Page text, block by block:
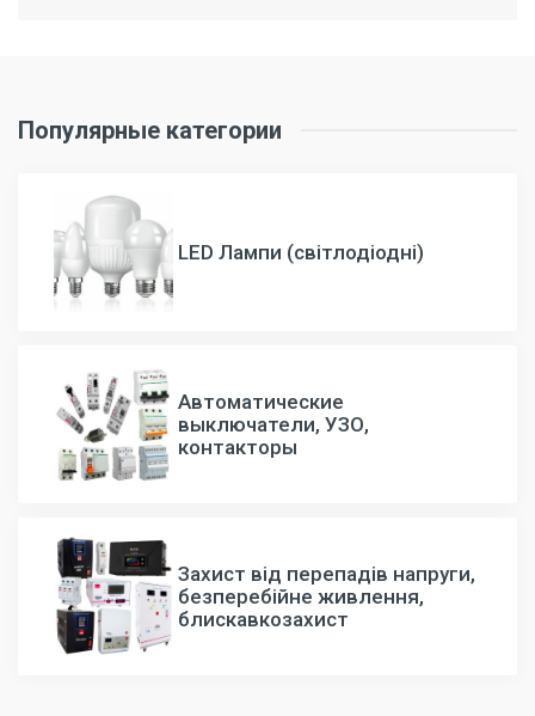
Популярные категории
LED Лампи (світлодіодні)
Автоматические
выключатели, УЗО,
контакторы
Захист від перепадів напруги,
безперебійне живлення,
блискавкозахист